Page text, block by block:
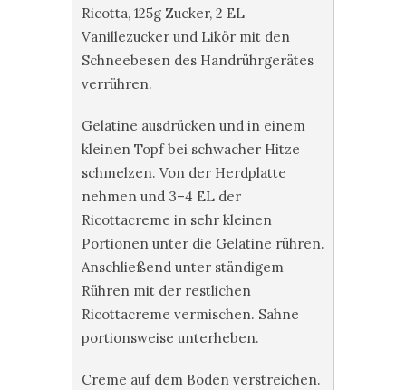
Ricotta, 125g Zucker, 2 EL
Vanillezucker und Likör mit den
Schneebesen des Handrührgerätes
verrühren.
Gelatine ausdrücken und in einem
kleinen Topf bei schwacher Hitze
schmelzen. Von der Herdplatte
nehmen und 3–4 EL der
Ricottacreme in sehr kleinen
Portionen unter die Gelatine rühren.
Anschließend unter ständigem
Rühren mit der restlichen
Ricottacreme vermischen. Sahne
portionsweise unterheben.
Creme auf dem Boden verstreichen.